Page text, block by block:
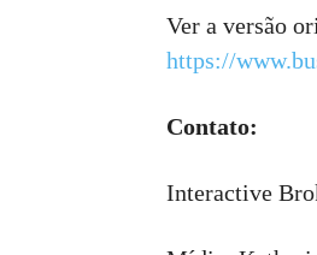
Ver a versão
https://
Contato:
Interactive